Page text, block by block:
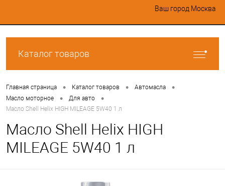
Ваш город Москва
Каталог товаров
Главная страница • Каталог товаров • Автомасла •
Масло моторное • Для авто •
Масло Shell Helix HIGH MILEAGE 5W40 1 л
Масло Shell Helix HIGH
MILEAGE 5W40 1 л